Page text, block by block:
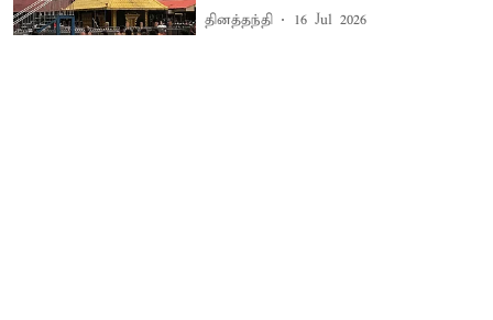
தினத்தந்தி 16 Jul 2026